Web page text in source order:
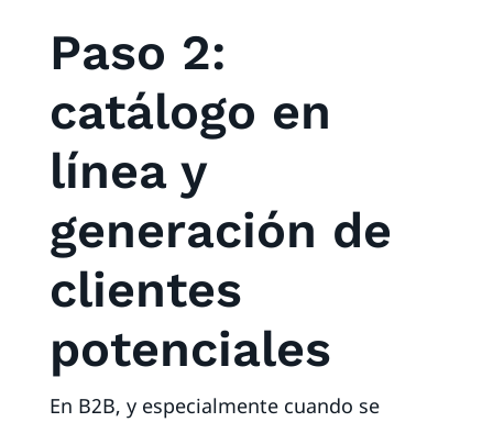
Paso 2:
catálogo en
línea y
generación de
clientes
potenciales
En B2B, y especialmente cuando se